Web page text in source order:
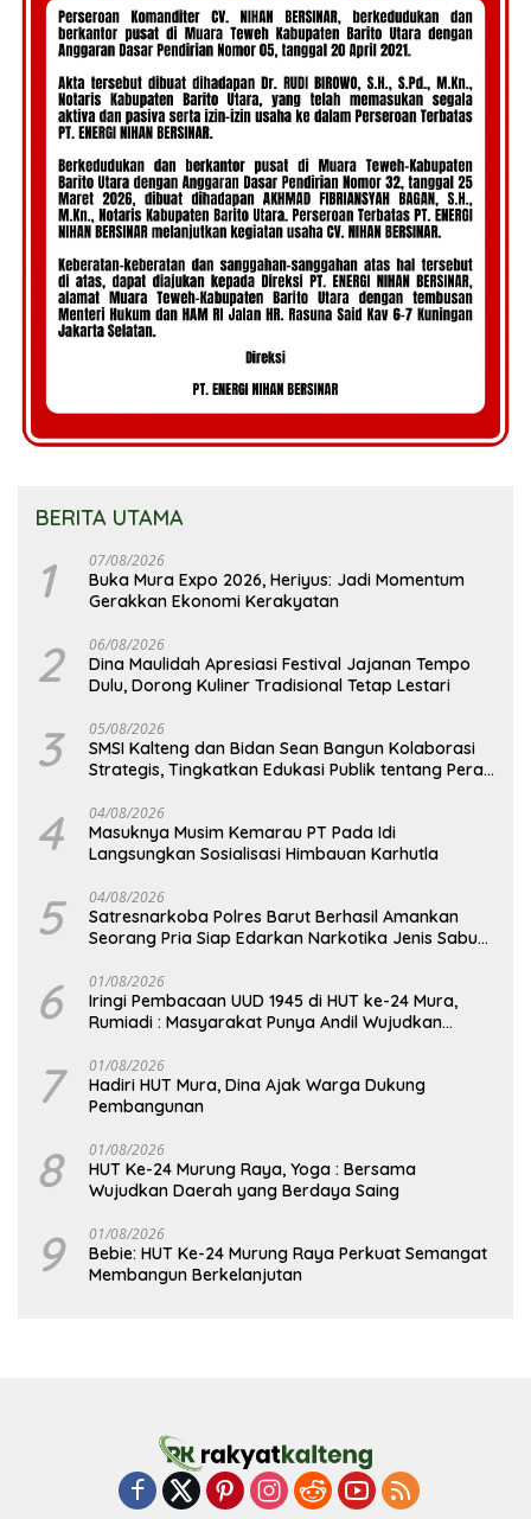
BERITA UTAMA
1 07/08/2026
Buka Mura Expo 2026, Heriyus: Jadi Momentum
Gerakkan Ekonomi Kerakyatan
2 06/08/2026
Dina Maulidah Apresiasi Festival Jajanan Tempo
Dulu, Dorong Kuliner Tradisional Tetap Lestari
3 05/08/2026
SMSI Kalteng dan Bidan Sean Bangun Kolaborasi
Strategis, Tingkatkan Edukasi Publik tentang Peran
4 04/08/2026
Masuknya Musim Kemarau PT Pada Idi
Langsungkan Sosialisasi Himbauan Karhutla
5 04/08/2026
Satresnarkoba Polres Barut Berhasil Amankan
Seorang Pria Siap Edarkan Narkotika Jenis Sabu
6 01/08/2026
Iringi Pembacaan UUD 1945 di HUT ke-24 Mura,
Rumiadi : Masyarakat Punya Andil Wujudkan
7 01/08/2026
Hadiri HUT Mura, Dina Ajak Warga Dukung
Pembangunan
8 01/08/2026
HUT Ke-24 Murung Raya, Yoga : Bersama
Wujudkan Daerah yang Berdaya Saing
9 01/08/2026
Bebie: HUT Ke-24 Murung Raya Perkuat Semangat
Membangun Berkelanjutan